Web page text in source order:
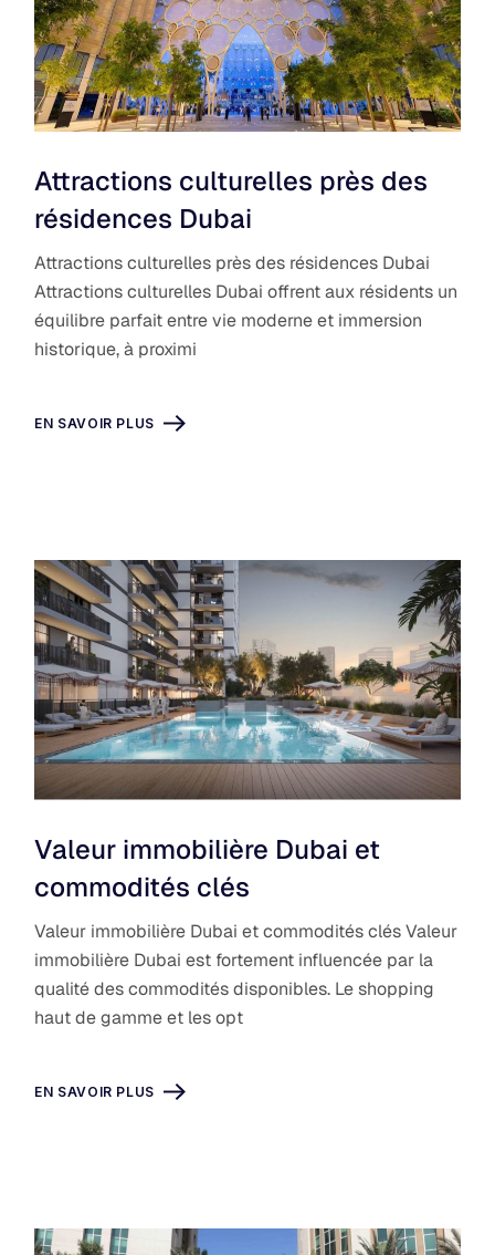
Attractions culturelles près des
résidences Dubai
Attractions culturelles près des résidences Dubai
Attractions culturelles Dubai offrent aux résidents un
équilibre parfait entre vie moderne et immersion
historique, à proximi
EN SAVOIR PLUS
Valeur immobilière Dubai et
commodités clés
Valeur immobilière Dubai et commodités clés Valeur
immobilière Dubai est fortement influencée par la
qualité des commodités disponibles. Le shopping
haut de gamme et les opt
EN SAVOIR PLUS